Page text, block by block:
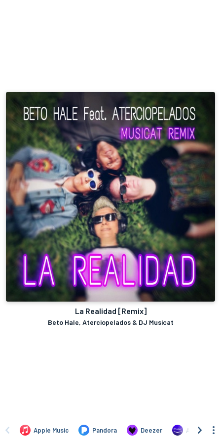
La Realidad [Remix]
Beto Hale, Aterciopelados & DJ Musicat
Apple Music Pandora Deezer Amazon